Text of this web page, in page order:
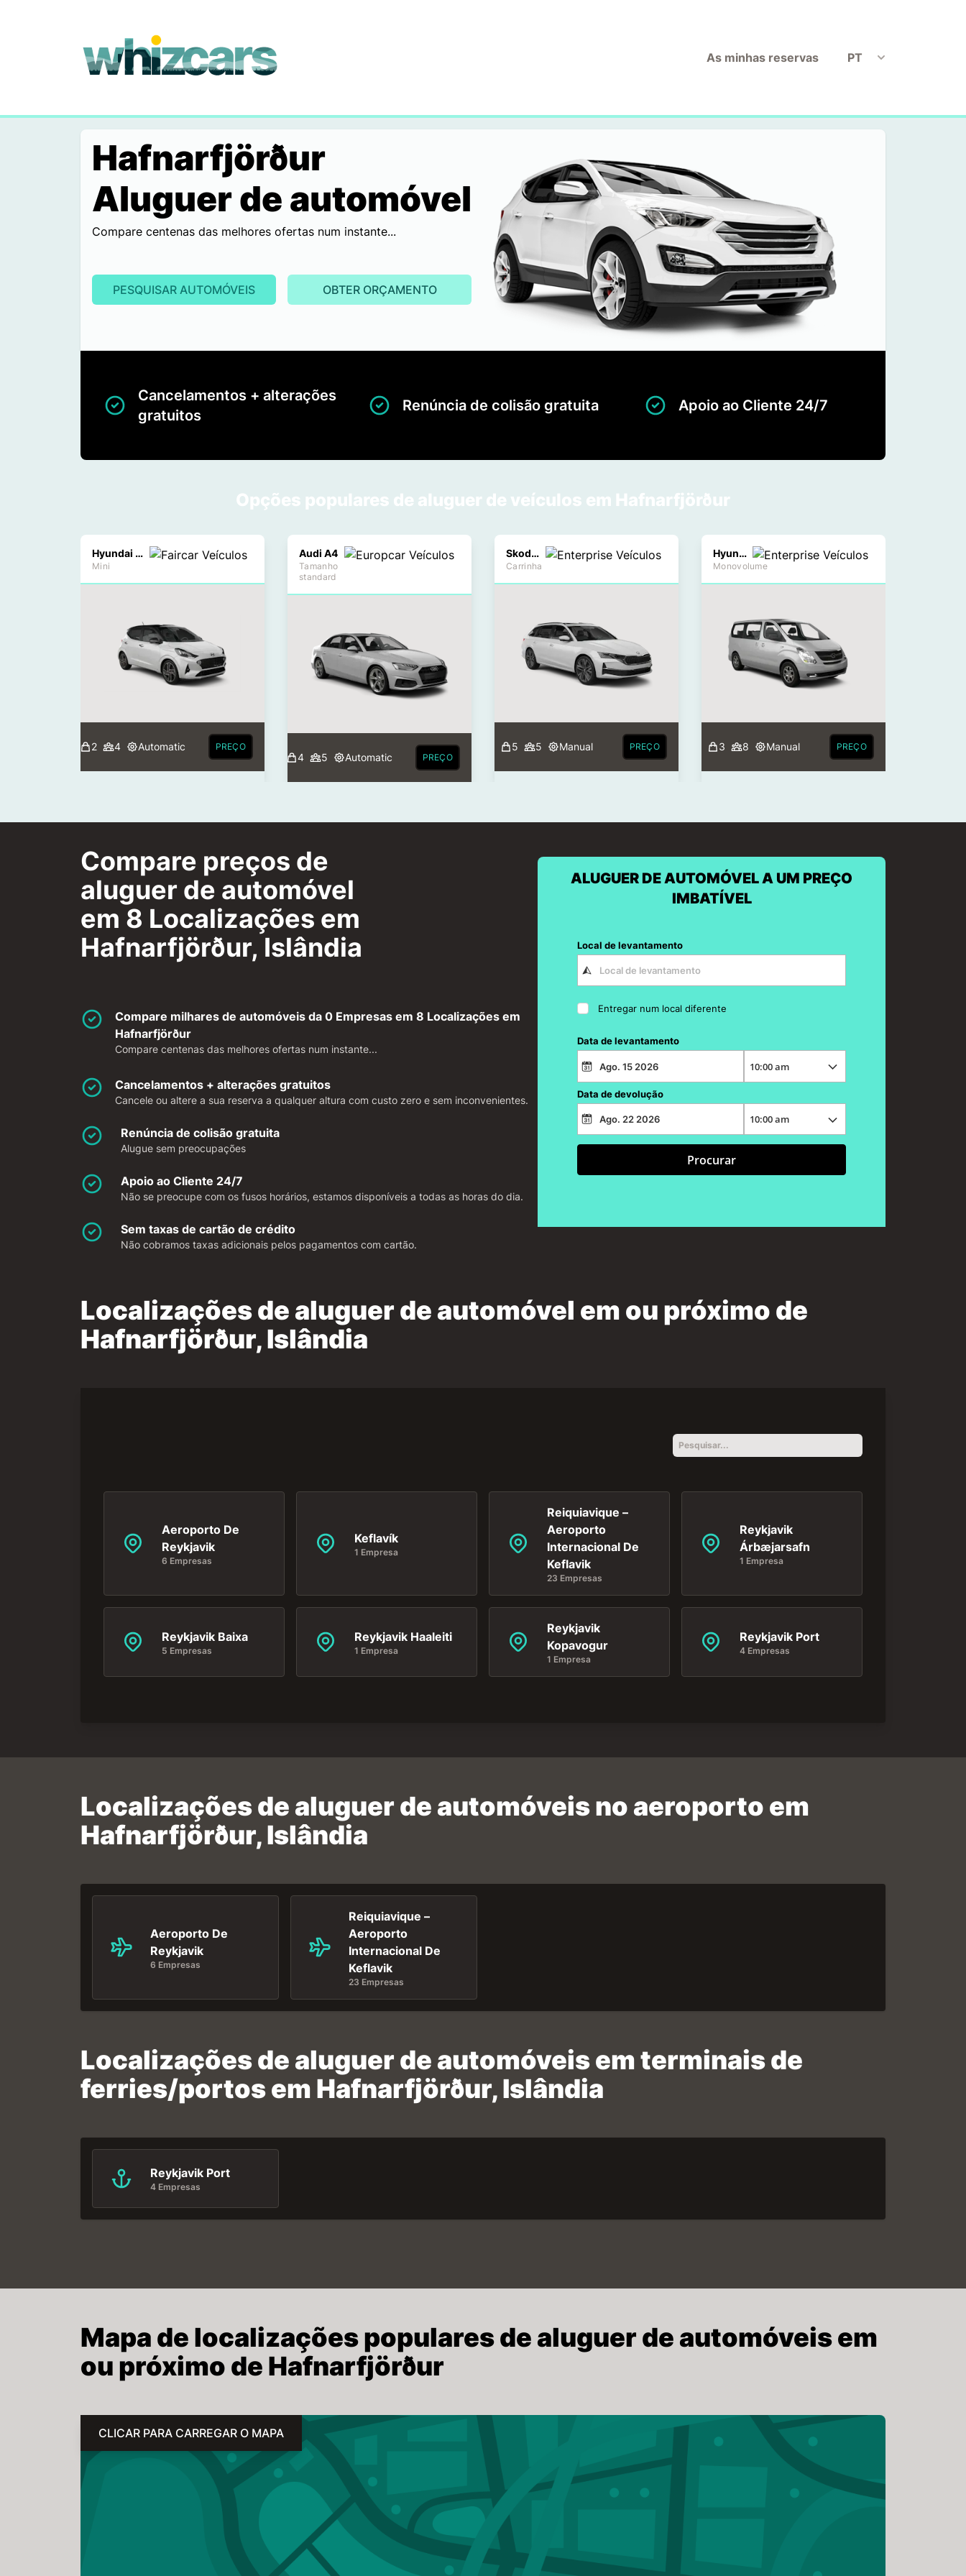
whizcars.com
As minhas reservas
PT
Hafnarfjörður
Aluguer de automóvel
Compare centenas das melhores ofertas num instante...
PESQUISAR AUTOMÓVEIS OBTER ORÇAMENTO
Cancelamentos + alterações
gratuitos
Renúncia de colisão gratuita Apoio ao Cliente 24/7
Opções populares de aluguer de veículos em Hafnarfjörður
Hyundai i10
Mini
2 4 Automatic PREÇO
Audi A4
Tamanho
standard
4 5 Automatic PREÇO
Skoda Octavia Estate
Carrinha
5 5 Manual PREÇO
Hyundai H1
Monovolume
3 8 Manual PREÇO
Compare preços de
aluguer de automóvel
em 8 Localizações em
Hafnarfjörður, Islândia
Compare milhares de automóveis da 0 Empresas em 8 Localizações em
Hafnarfjörður
Compare centenas das melhores ofertas num instante...
Cancelamentos + alterações gratuitos
Cancele ou altere a sua reserva a qualquer altura com custo zero e sem inconvenientes.
Renúncia de colisão gratuita
Alugue sem preocupações
Apoio ao Cliente 24/7
Não se preocupe com os fusos horários, estamos disponíveis a todas as horas do dia.
Sem taxas de cartão de crédito
Não cobramos taxas adicionais pelos pagamentos com cartão.
ALUGUER DE AUTOMÓVEL A UM PREÇO
IMBATÍVEL
Local de levantamento
Entregar num local diferente
Data de levantamento
Data de devolução
Procurar
Localizações de aluguer de automóvel em ou próximo de
Hafnarfjörður, Islândia
Aeroporto De
Reykjavik
6 Empresas
Keflavík
1 Empresa
Reiquiavique –
Aeroporto
Internacional De
Keflavik
23 Empresas
Reykjavik
Árbæjarsafn
1 Empresa
Reykjavik Baixa
5 Empresas
Reykjavik Haaleiti
1 Empresa
Reykjavik
Kopavogur
1 Empresa
Reykjavik Port
4 Empresas
Localizações de aluguer de automóveis no aeroporto em
Hafnarfjörður, Islândia
Aeroporto De
Reykjavik
6 Empresas
Reiquiavique –
Aeroporto
Internacional De
Keflavik
23 Empresas
Localizações de aluguer de automóveis em terminais de
ferries/portos em Hafnarfjörður, Islândia
Reykjavik Port
4 Empresas
Mapa de localizações populares de aluguer de automóveis em
ou próximo de Hafnarfjörður
CLICAR PARA CARREGAR O MAPA